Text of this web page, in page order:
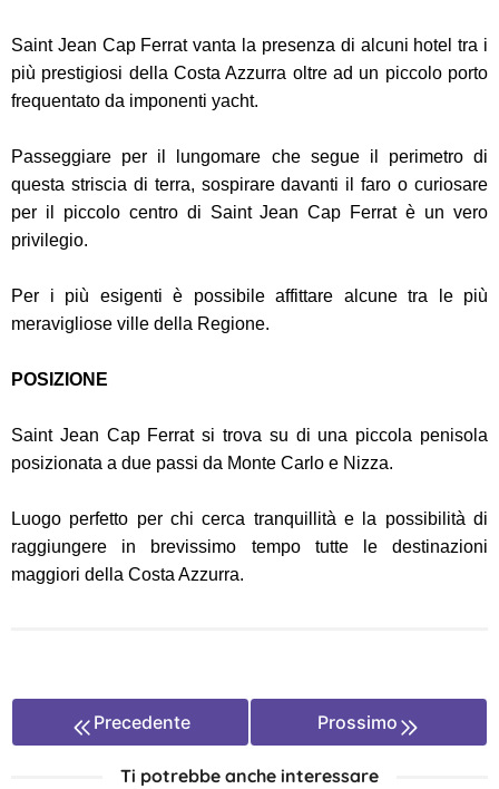
Saint Jean Cap Ferrat vanta la presenza di alcuni hotel tra i
più prestigiosi della Costa Azzurra oltre ad un piccolo porto
frequentato da imponenti yacht.
Passeggiare per il lungomare che segue il perimetro di
questa striscia di terra, sospirare davanti il faro o curiosare
per il piccolo centro di Saint Jean Cap Ferrat è un vero
privilegio.
Per i più esigenti è possibile affittare alcune tra le più
meravigliose ville della Regione.
POSIZIONE
Saint Jean Cap Ferrat si trova su di una piccola penisola
posizionata a due passi da Monte Carlo e Nizza.
Luogo perfetto per chi cerca tranquillità e la possibilità di
raggiungere in brevissimo tempo tutte le destinazioni
maggiori della Costa Azzurra.
Precedente Prossimo
Ti potrebbe anche interessare